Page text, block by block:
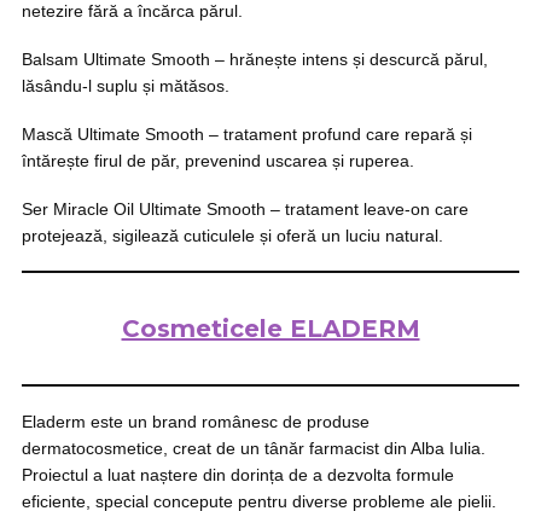
netezire fără a încărca părul.
Balsam Ultimate Smooth – hrănește intens și descurcă părul,
lăsându-l suplu și mătăsos.
Mască Ultimate Smooth – tratament profund care repară și
întărește firul de păr, prevenind uscarea și ruperea.
Ser Miracle Oil Ultimate Smooth – tratament leave-on care
protejează, sigilează cuticulele și oferă un luciu natural.
Cosmeticele ELADERM
Eladerm este un brand românesc de produse
dermatocosmetice, creat de un tânăr farmacist din Alba Iulia.
Proiectul a luat naștere din dorința de a dezvolta formule
eficiente, special concepute pentru diverse probleme ale pielii.